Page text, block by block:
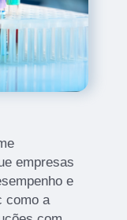
empresas
e
como a